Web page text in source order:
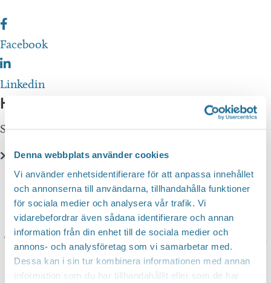
Denna webbplats använder cookies
Vi använder enhetsidentifierare för att anpassa innehållet
och annonserna till användarna, tillhandahålla funktioner
för sociala medier och analysera vår trafik. Vi
vidarebefordrar även sådana identifierare och annan
information från din enhet till de sociala medier och
annons- och analysföretag som vi samarbetar med.
Dessa kan i sin tur kombinera informationen med annan
information som du har tillhandahållit eller som de har
Facebook
Linkedin
Hittar du inte vad du söker?
Sök här... SEARCH
Translate
You can translate this website with Google
Translate. It is important to remember that the
translation is being done by a machine and not